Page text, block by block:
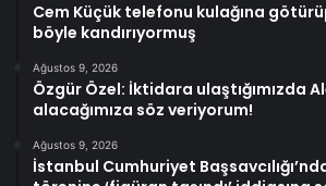
Cem Küçük telefonu kulağına
böyle kandırıyormuş
Ağustos 9, 2026
Özgür Özel: İktidara ulaştığımızda
alacağımıza söz veriyorum!
Ağustos 9, 2026
İstanbul Cumhuriyet